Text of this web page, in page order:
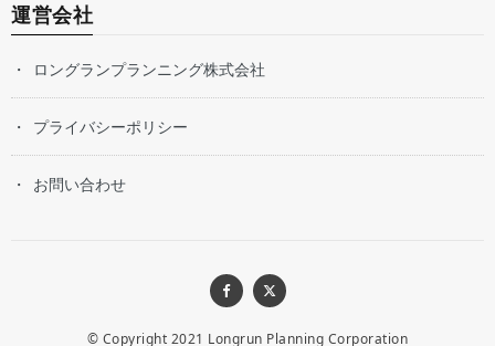
運営会社
ロングランプランニング株式会社
プライバシーポリシー
お問い合わせ
© Copyright 2021 Longrun Planning Corporation